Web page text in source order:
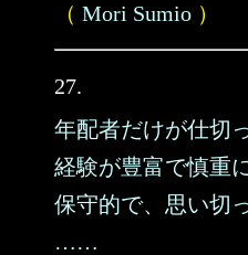
（ Mori Sumio ）
27.
年配者だけが仕切
経験が豊富で慎重
保守的で、思い切
……